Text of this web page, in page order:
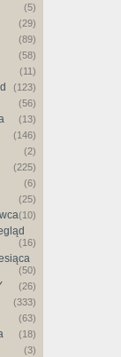
(5)
(29)
(89)
(58)
(11)
(123)
(56)
(13)
(146)
(2)
(225)
(6)
(25)
(10)
(16)
(50)
(26)
(333)
(63)
(18)
(3)